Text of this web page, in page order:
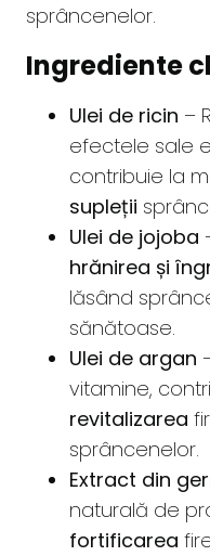
sprâncenelor.
Ingrediente
Ulei de ricin –
efectele sale
contribuie la
supleții
Ulei de jojoba
hrănirea și
lăsând
sănătoase.
Ulei de argan
vitamine,
revitalizarea
sprâncenelor.
Extract din
naturală de
fortificarea